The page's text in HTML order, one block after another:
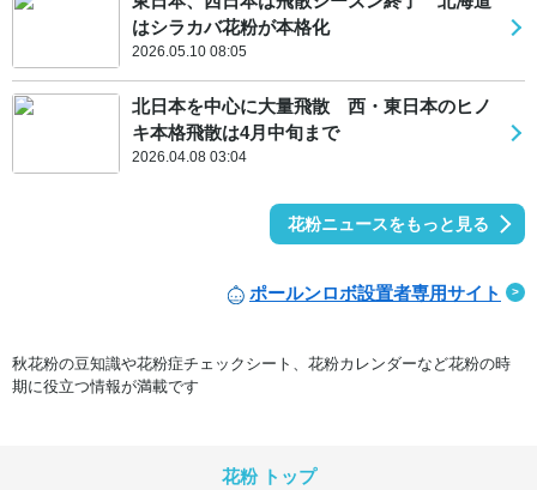
はシラカバ花粉が本格化
2026.05.10 08:05
北日本を中心に大量飛散 西・東日本のヒノ
キ本格飛散は4月中旬まで
2026.04.08 03:04
花粉ニュースをもっと見る
ポールンロボ設置者専用サイト
秋花粉の豆知識や花粉症チェックシート、花粉カレンダーなど花粉の時
期に役立つ情報が満載です
花粉 トップ